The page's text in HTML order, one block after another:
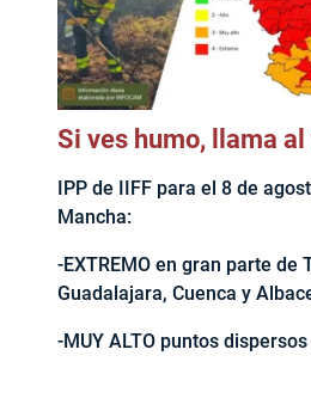
Si ves humo, llama
IPP de IIFF para el 8 de
Mancha:
-EXTREMO en gran parte de
Guadalajara, Cuenca y
-MUY ALTO puntos